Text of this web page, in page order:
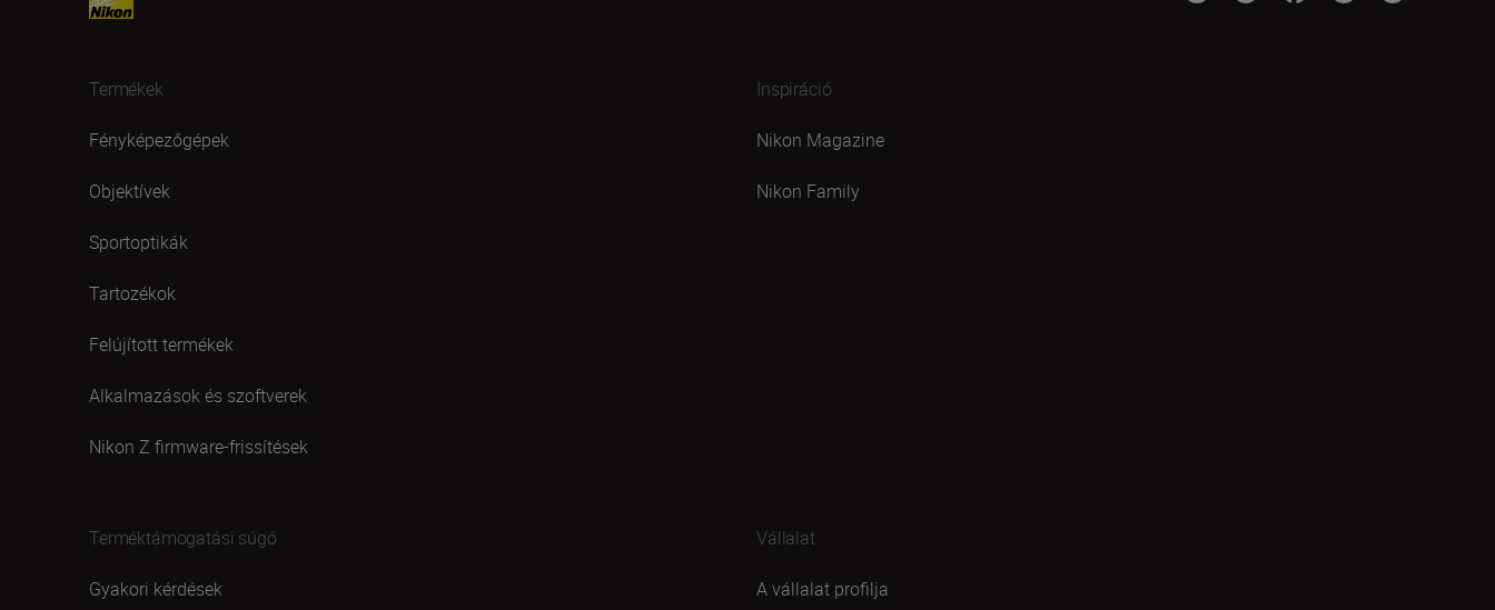
Termékek
Fényképezőgépek
Objektívek
Sportoptikák
Tartozékok
Felújított termékek
Alkalmazások és szoftverek
Nikon Z firmware-frissítések
Inspiráció
Nikon Magazine
Nikon Family
Terméktámogatási súgó
Gyakori kérdések
Vállalat
A vállalat profilja